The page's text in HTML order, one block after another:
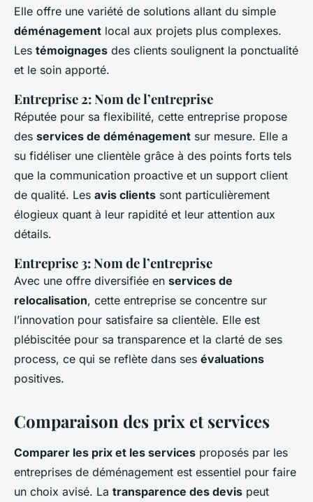
Elle offre une variété de solutions allant du simple
déménagement local aux projets plus complexes.
Les témoignages des clients soulignent la ponctualité
et le soin apporté.
Entreprise 2: Nom de l’entreprise
Réputée pour sa flexibilité, cette entreprise propose
des services de déménagement sur mesure. Elle a
su fidéliser une clientèle grâce à des points forts tels
que la communication proactive et un support client
de qualité. Les avis clients sont particulièrement
élogieux quant à leur rapidité et leur attention aux
détails.
Entreprise 3: Nom de l’entreprise
Avec une offre diversifiée en services de
relocalisation, cette entreprise se concentre sur
l’innovation pour satisfaire sa clientèle. Elle est
plébiscitée pour sa transparence et la clarté de ses
process, ce qui se reflète dans ses évaluations
positives.
Comparaison des prix et services
Comparer les prix et les services proposés par les
entreprises de déménagement est essentiel pour faire
un choix avisé. La transparence des devis peut